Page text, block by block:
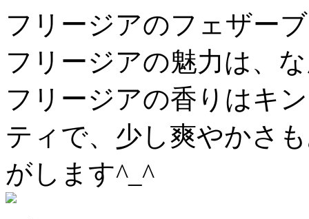
フリージアのフェザー
フリージアの魅力は、
フリージアの香りはキ
ティで、少し爽やかさ
がします^_^